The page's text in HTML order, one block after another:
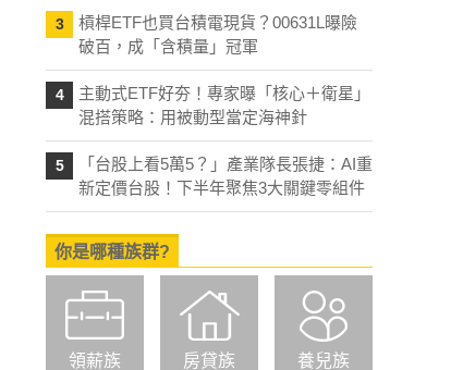
3
槓桿ETF也買台積電現貨？00631L曝險
破百，成「含積量」冠軍
4
主動式ETF好夯！專家曝「核心＋衛星」
混搭策略：用被動型當定海神針
5
「台股上看5萬5？」產業隊長張捷：AI重
新定價台股！下半年聚焦3大關鍵零組件
你是哪種族群?
領薪族 房貸族 養兒族